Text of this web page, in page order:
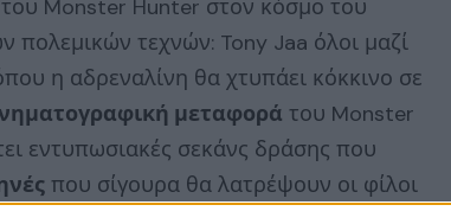
Monster Hunter στον κόσμο του
τεχνών: Tony Jaa όλοι μαζί
η αδρεναλίνη θα χτυπάει κόκκινο σε
μεταφορά του Monster
εντυπωσιακές σεκάνς δράσης που
που σίγουρα θα λατρέψουν οι φίλοι